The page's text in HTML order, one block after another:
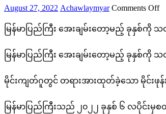
Posted
August 27, 2022 Author
Achawlaymyar Comments Offon
က
မြန်မာပြည်ကြီး အေးချမ်းတော့မည့် ခုနှစ်ကို သ
မြန်မာပြည်ကြီး အေးချမ်းတော့မည့် ခုနှစ်ကို သ
မိုင်းကျတ်ဂူတွင် တရားအားထုတ်ခဲ့သော မိုင်းဖု
မြန်မာပြည်ကြီးသည် ၂၀၂၂ ခုနှစ် ၆ လပိုင်